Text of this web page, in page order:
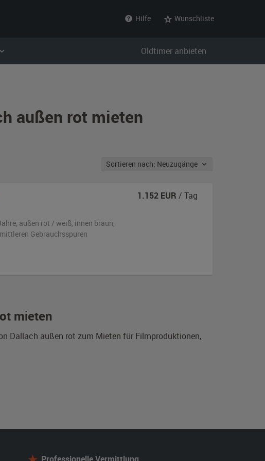
Hilfe Wunschliste
Oldtimer anbieten
außen rot mieten
Sortieren nach: Neuzugänge
mieten
Dallach außen rot zum Mieten für Filmproduktionen,
außen rot / weiß, innen braun,
Gebrauchsspuren
1.152 EUR / Tag